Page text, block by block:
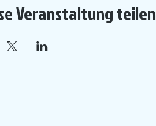
Veranstaltung teilen